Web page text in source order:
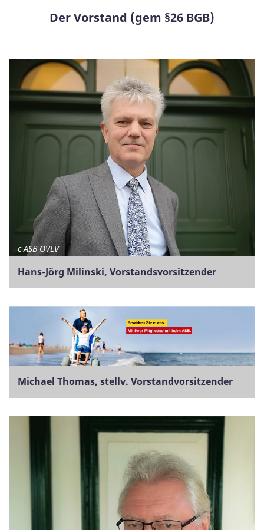
Der Vorstand (gem §26 BGB)
c ASB OVLV
Hans-Jörg Milinski, Vorstandsvorsitzender
Michael Thomas, stellv. Vorstandvorsitzender